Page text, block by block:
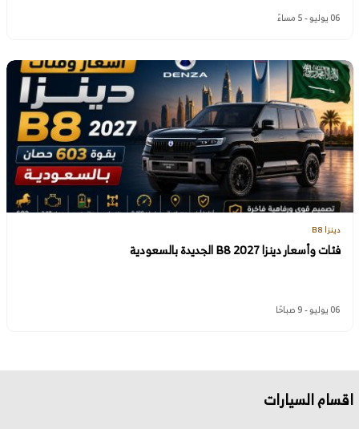
06 يوليو - 5 مساءً
دينزا B8
فئات وأسعار دينزا B8 2027 الجديدة بالسعودية
06 يوليو - 9 صباحًا
اقسام السيارات